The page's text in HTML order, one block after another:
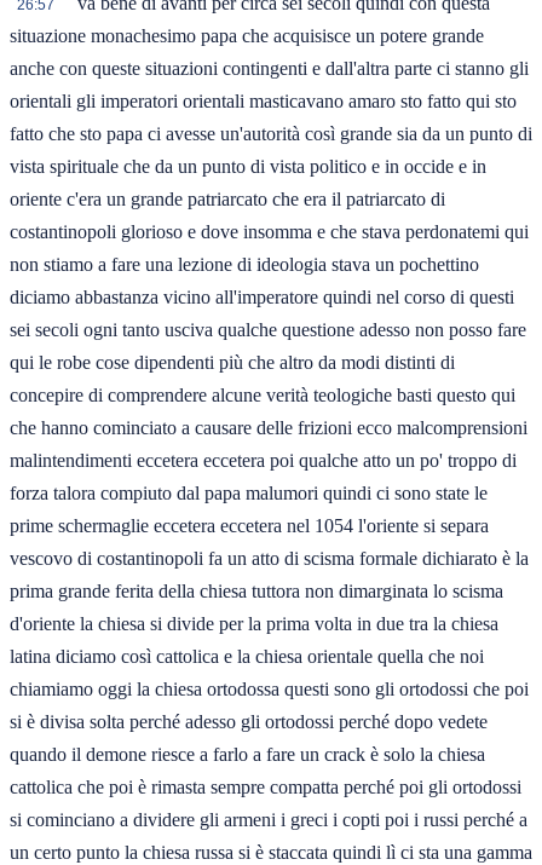
26:57
situazione monachesimo papa che acquisisce un potere grande
anche con queste situazioni contingenti e dall'altra parte ci stanno gli
orientali gli imperatori orientali masticavano amaro sto fatto qui sto
fatto che sto papa ci avesse un'autorità così grande sia da un punto di
vista spirituale che da un punto di vista politico e in occide e in
oriente c'era un grande patriarcato che era il patriarcato di
costantinopoli glorioso e dove insomma e che stava perdonatemi qui
non stiamo a fare una lezione di ideologia stava un pochettino
diciamo abbastanza vicino all'imperatore quindi nel corso di questi
sei secoli ogni tanto usciva qualche questione adesso non posso fare
qui le robe cose dipendenti più che altro da modi distinti di
concepire di comprendere alcune verità teologiche basti questo qui
che hanno cominciato a causare delle frizioni ecco malcomprensioni
malintendimenti eccetera eccetera poi qualche atto un po' troppo di
forza talora compiuto dal papa malumori quindi ci sono state le
prime schermaglie eccetera eccetera nel 1054 l'oriente si separa
vescovo di costantinopoli fa un atto di scisma formale dichiarato è la
prima grande ferita della chiesa tuttora non dimarginata lo scisma
d'oriente la chiesa si divide per la prima volta in due tra la chiesa
latina diciamo così cattolica e la chiesa orientale quella che noi
chiamiamo oggi la chiesa ortodossa questi sono gli ortodossi che poi
si è divisa solta perché adesso gli ortodossi perché dopo vedete
quando il demone riesce a farlo a fare un crack è solo la chiesa
cattolica che poi è rimasta sempre compatta perché poi gli ortodossi
si cominciano a dividere gli armeni i greci i copti poi i russi perché a
un certo punto la chiesa russa si è staccata quindi lì ci sta una gamma